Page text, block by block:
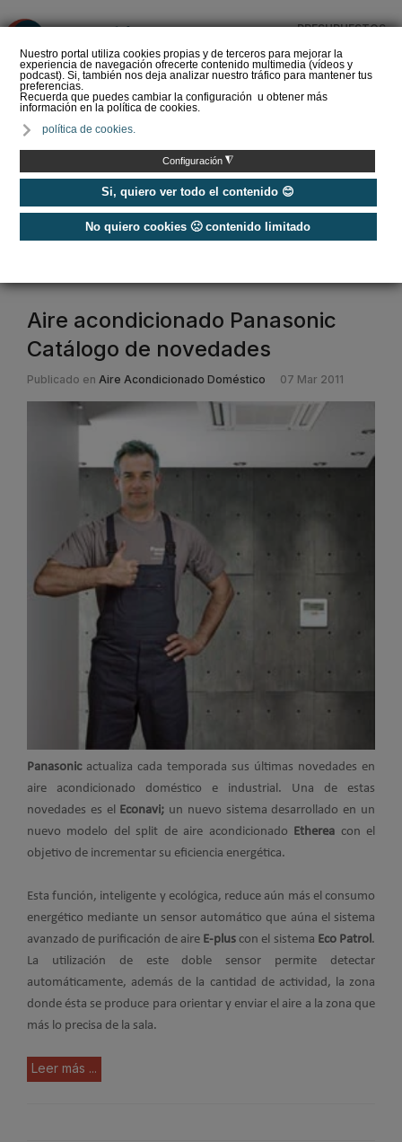
Nuestro portal utiliza cookies propias y de terceros para mejorar la
experiencia de navegación ofrecerte contenido multimedia (vídeos y
podcast). Si, también nos deja analizar nuestro tráfico para mantener tus
preferencias.
Recuerda que puedes cambiar la configuración u obtener más
información en la política de cookies.
política de cookies.
Configuración ◮
Si, quiero ver todo el contenido 😊
No quiero cookies 🙁 contenido limitado
PRESUPUESTOS
del Amperio (Episodio 3)
Etiquetas / panasonic
Aire acondicionado Panasonic
Catálogo de novedades
Publicado en Aire Acondicionado Doméstico 07 Mar 2011
Panasonic actualiza cada temporada sus últimas novedades en
aire acondicionado doméstico e industrial. Una de estas
novedades es el Econavi; un nuevo sistema desarrollado en un
nuevo modelo del split de aire acondicionado Etherea con el
objetivo de incrementar su eficiencia energética.
Esta función, inteligente y ecológica, reduce aún más el consumo
energético mediante un sensor automático que aúna el sistema
avanzado de purificación de aire E-plus con el sistema Eco Patrol .
La utilización de este doble sensor permite detectar
automáticamente, además de la cantidad de actividad, la zona
donde ésta se produce para orientar y enviar el aire a la zona que
más lo precisa de la sala.
Leer más ...